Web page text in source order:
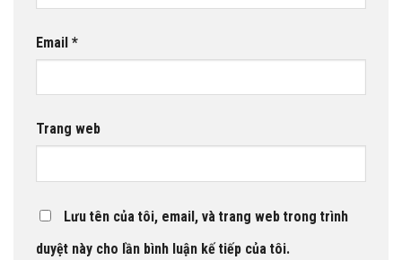
Email *
Trang web
Lưu tên của tôi, email, và trang web trong trình
duyệt này cho lần bình luận kế tiếp của tôi.